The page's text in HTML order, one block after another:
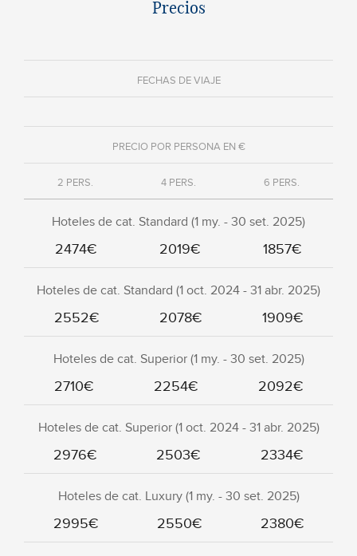
Precios
FECHAS DE VIAJE
PRECIO POR PERSONA EN €
2 PERS. 4 PERS. 6 PERS.
Hoteles de cat. Standard (1 my. - 30 set. 2025)
2474€ 2019€ 1857€
Hoteles de cat. Standard (1 oct. 2024 - 31 abr. 2025)
2552€ 2078€ 1909€
Hoteles de cat. Superior (1 my. - 30 set. 2025)
2710€ 2254€ 2092€
Hoteles de cat. Superior (1 oct. 2024 - 31 abr. 2025)
2976€ 2503€ 2334€
Hoteles de cat. Luxury (1 my. - 30 set. 2025)
2995€ 2550€ 2380€